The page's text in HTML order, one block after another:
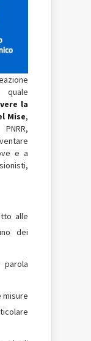
la
Mise,
e a
alle
dei
misure